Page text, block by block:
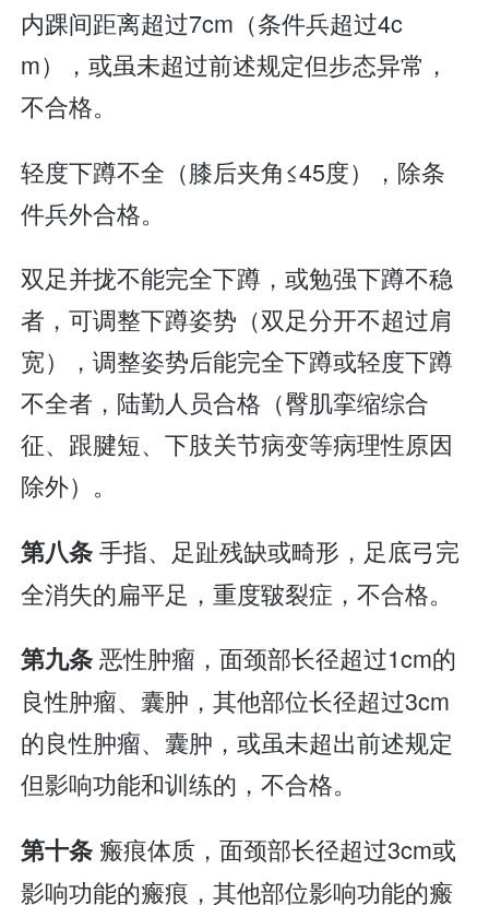
内踝间距离超过7cm（条件兵超过4c
m），或虽未超过前述规定但步态异常，
不合格。
轻度下蹲不全（膝后夹角≤45度），除条
件兵外合格。
双足并拢不能完全下蹲，或勉强下蹲不稳
者，可调整下蹲姿势（双足分开不超过肩
宽），调整姿势后能完全下蹲或轻度下蹲
不全者，陆勤人员合格（臀肌挛缩综合
征、跟腱短、下肢关节病变等病理性原因
除外）。
第八条手指、足趾残缺或畸形，足底弓完
全消失的扁平足，重度皲裂症，不合格。
第九条恶性肿瘤，面颈部长径超过1cm的
良性肿瘤、囊肿，其他部位长径超过3cm
的良性肿瘤、囊肿，或虽未超出前述规定
但影响功能和训练的，不合格。
第十条 瘢痕体质，面颈部长径超过3cm或
影响功能的瘢痕，其他部位影响功能的瘢